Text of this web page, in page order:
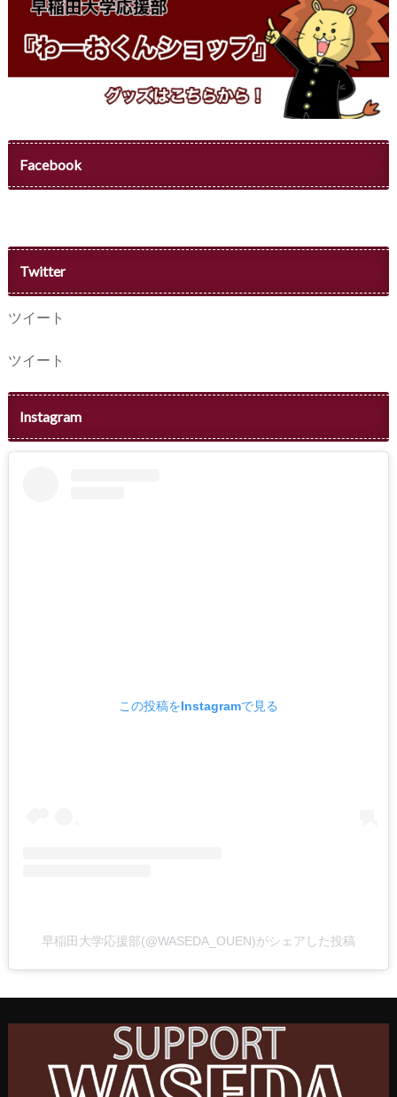
Facebook
Twitter
ツイート
ツイート
Instagram
この投稿をInstagramで見る
早稲田大学応援部(@WASEDA_OUEN)がシェアした投稿